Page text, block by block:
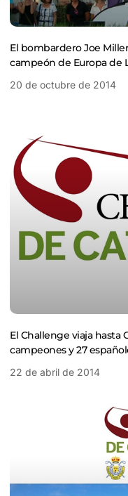
El bombardero Joe
campeón de Europa de
20 de octubre de 2014
El Challenge viaja hasta
campeones y 27
22 de abril de 2014